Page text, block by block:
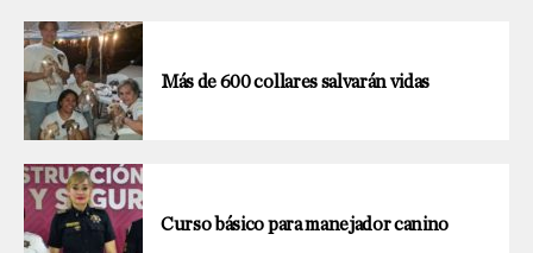
Más de 600 collares salvarán vidas
Curso básico para manejador canino